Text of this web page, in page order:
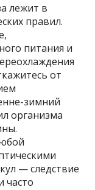
лежит в
правил.
питания и
от
зимний
организма
— следствие
часто